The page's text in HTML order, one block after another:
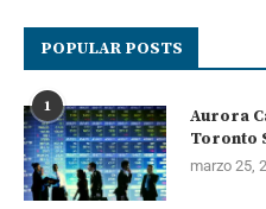
POPULAR POSTS
1
Aurora
Toronto
marzo 25,